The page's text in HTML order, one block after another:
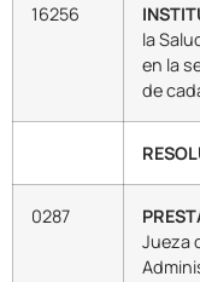
16256
la
en la
de
0287
Jueza